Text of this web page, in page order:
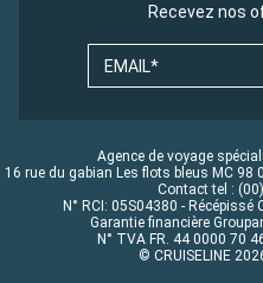
Recevez nos
EMAIL*
Agence de voyage
16 rue du gabian Les flots bleus MC 98
Contact tel :
N° RCI: 05S04380 -
Garantie financière
N° TVA FR. 44 0000 70
© CRUISELINE